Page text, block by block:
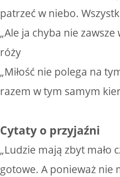
patrzeć w niebo.
„Ale ja chyba nie zawsze
róży
„Miłość nie polega na
razem w tym samym
Cytaty o przyjaźni
„Ludzie mają zbyt mało
gotowe. A ponieważ nie